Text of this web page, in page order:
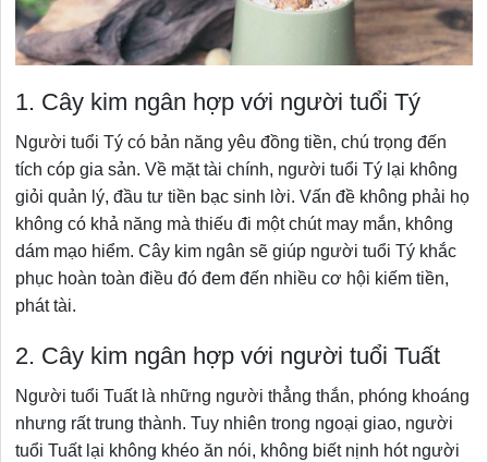
1. Cây kim ngân hợp với người tuổi Tý
Người tuổi Tý có bản năng yêu đồng tiền, chú trọng đến
tích cóp gia sản. Về mặt tài chính, người tuổi Tý lại không
giỏi quản lý, đầu tư tiền bạc sinh lời. Vấn đề không phải họ
không có khả năng mà thiếu đi một chút may mắn, không
dám mạo hiểm. Cây kim ngân sẽ giúp người tuổi Tý khắc
phục hoàn toàn điều đó đem đến nhiều cơ hội kiếm tiền,
phát tài.
2. Cây kim ngân hợp với người tuổi Tuất
Người tuổi Tuất là những người thẳng thắn, phóng khoáng
nhưng rất trung thành. Tuy nhiên trong ngoại giao, người
tuổi Tuất lại không khéo ăn nói, không biết nịnh hót người